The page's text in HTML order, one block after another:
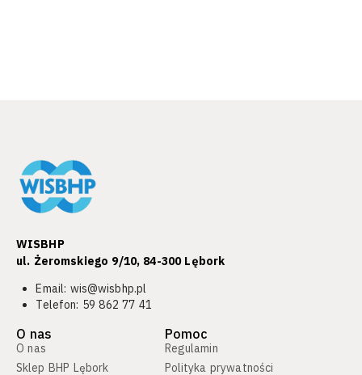
WISBHP
ul. Żeromskiego 9/10, 84-300 Lębork​
Email: wis@wisbhp.pl
Telefon: 59 862 77 41
O nas
O nas
Sklep BHP Lębork
Pomoc
Regulamin
Polityka prywatności